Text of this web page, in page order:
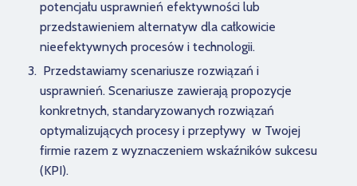
potencjału usprawnień efektywności lub
przedstawieniem alternatyw dla całkowicie
nieefektywnych procesów i technologii.
Przedstawiamy scenariusze rozwiązań i
usprawnień. Scenariusze zawierają propozycje
konkretnych, standaryzowanych rozwiązań
optymalizujących procesy i przepływy w Twojej
firmie razem z wyznaczeniem wskaźników sukcesu
(KPI).